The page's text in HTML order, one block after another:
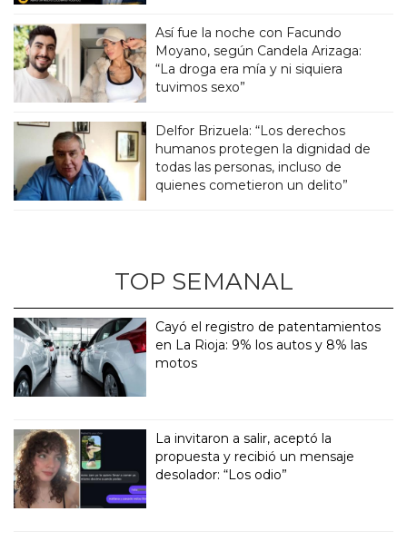
Así fue la noche con Facundo
Moyano, según Candela Arizaga:
“La droga era mía y ni siquiera
tuvimos sexo”
Delfor Brizuela: “Los derechos
humanos protegen la dignidad de
todas las personas, incluso de
quienes cometieron un delito”
TOP SEMANAL
Cayó el registro de patentamientos
en La Rioja: 9% los autos y 8% las
motos
La invitaron a salir, aceptó la
propuesta y recibió un mensaje
desolador: “Los odio”